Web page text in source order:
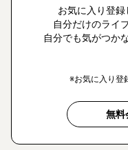
お気に入り登
自分だけのライ
自分でも気がつか
※お気に入り登
無料